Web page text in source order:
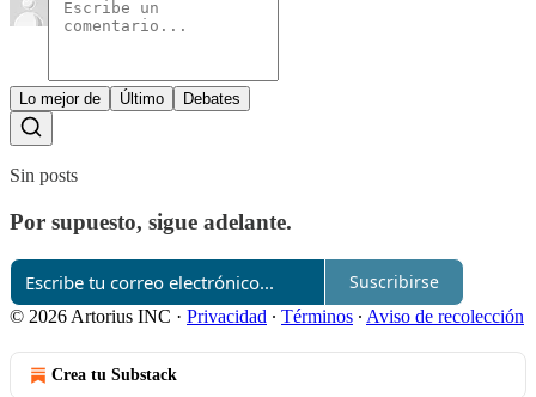
Lo mejor de Último Debates
Sin posts
Por supuesto, sigue adelante.
Suscribirse
© 2026 Artorius INC · Privacidad ∙ Términos ∙ Aviso de recolección
Crea tu Substack